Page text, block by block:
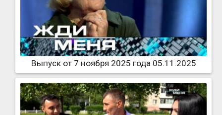
Выпуск от 7 ноября 2025 года 05.11.2025